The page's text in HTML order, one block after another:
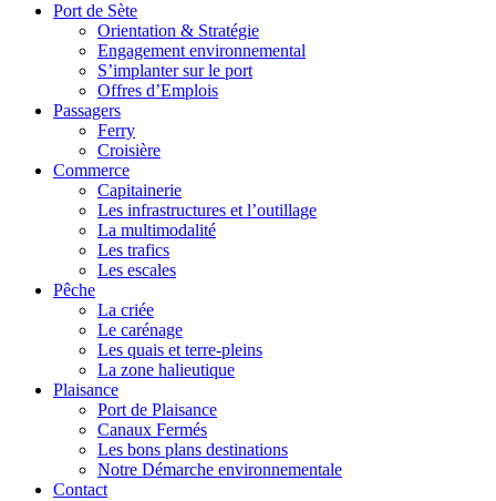
Port de Sète
Orientation & Stratégie
Engagement environnemental
S’implanter sur le port
Offres d’Emplois
Passagers
Ferry
Croisière
Commerce
Capitainerie
Les infrastructures et l’outillage
La multimodalité
Les trafics
Les escales
Pêche
La criée
Le carénage
Les quais et terre-pleins
La zone halieutique
Plaisance
Port de Plaisance
Canaux Fermés
Les bons plans destinations
Notre Démarche environnementale
Contact